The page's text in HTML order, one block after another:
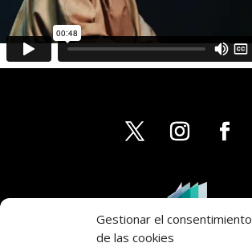
Gestionar el consentimiento
de las cookies